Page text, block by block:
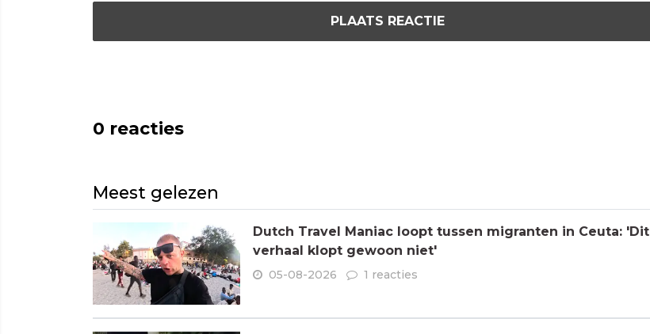
PLAATS REACTIE
0 reacties
Meest gelezen
Dutch Travel Maniac loopt tussen migranten in Ceuta: 'Dit
verhaal klopt gewoon niet'
05-08-2026 1 reacties